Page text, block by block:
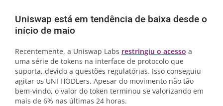
Uniswap está em tendência de baixa desde o
início de maio
Recentemente, a Uniswap Labs restringiu o acesso a
uma série de tokens na interface de protocolo que
suporta, devido a questões regulatórias. Isso conseguiu
agitar os UNI HODLers. Apesar do movimento não tão
bem-vindo, o valor do token terminou se valorizando em
mais de 6% nas últimas 24 horas.